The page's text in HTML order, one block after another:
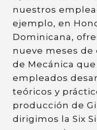
nuestros
ejemplo, en
Dominicana,
nueve meses de
de Mecánica
empleados
teóricos y
producción de
dirigimos la Six